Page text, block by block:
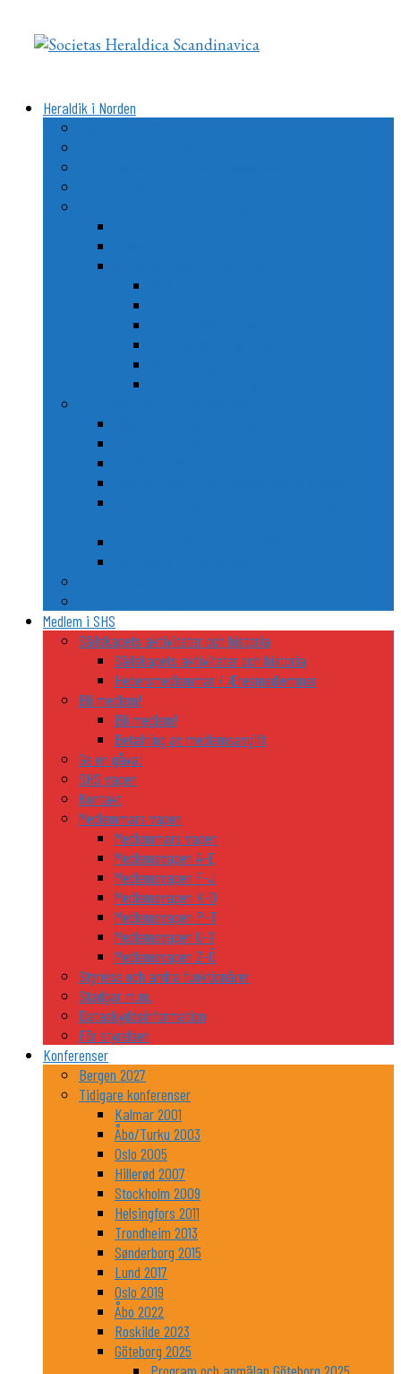
indhold
Heraldik i Norden
Medlem i SHS
Sällskapets aktiviteter och historia
Sällskapets aktiviteter och historia
Hedersmedlemmar / Æresmedlemmer
Bli medlem!
Bli medlem!
Betalning av medlemsavgift
Ge en gåva!
SHS vapen
Kontakt
Medlemmars vapen
Medlemmars vapen
Medlemsvapen A-E
Medlemsvapen F-J
Medlemsvapen K-O
Medlemsvapen P-T
Medlemsvapen U-Y
Medlemsvapen Z-Ö
Styrelse och andra funktionärer
Stadgar m.m.
Dataskyddsinformation
För styrelsen
Konferenser
Bergen 2027
Tidigare konferenser
Kalmar 2001
Åbo/Turku 2003
Oslo 2005
Hillerød 2007
Stockholm 2009
Helsingfors 2011
Trondheim 2013
Sønderborg 2015
Lund 2017
Oslo 2019
Åbo 2022
Roskilde 2023
Göteborg 2025